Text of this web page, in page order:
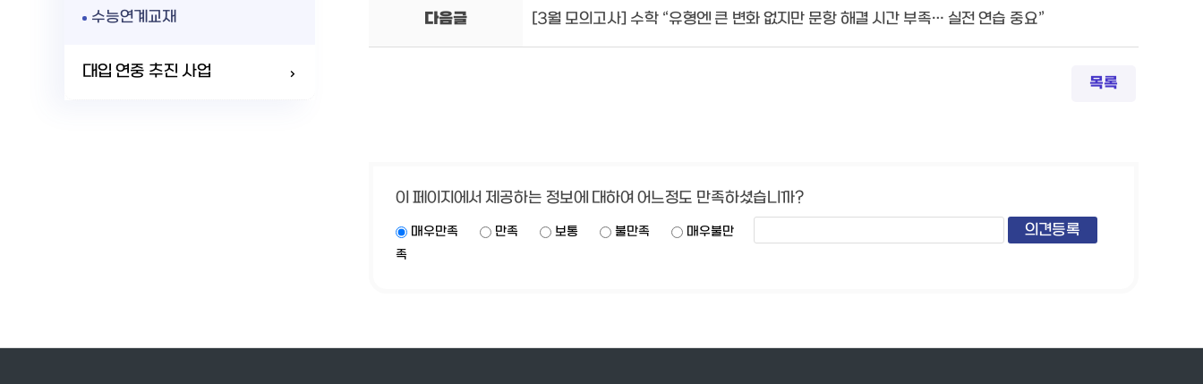
수능연계교재
대입 연중 추진 사업
다음글 [3월 모의고사] 수학 “유형엔 큰 변화 없지만 문항 해결 시간 부족… 실전 연습 중요”
목록
이 페이지에서 제공하는 정보에 대하여 어느정도 만족하셨습니까?
매우만족 만족 보통 불만족
매우불만
족